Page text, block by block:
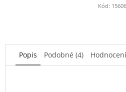
Kód: 15606
Popis Podobné (4) Hodnocení